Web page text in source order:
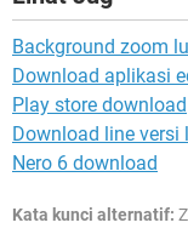
Background zoom
Download aplikasi
Play store download
Download line versi
Nero 6 download
Kata kunci alternatif: